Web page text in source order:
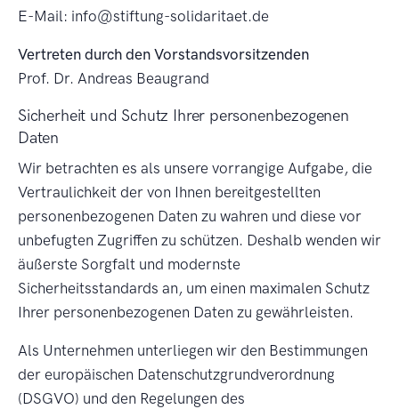
E-Mail: info@stiftung-solidaritaet.de
Vertreten durch den Vorstandsvorsitzenden
Prof. Dr. Andreas Beaugrand
Sicherheit und Schutz Ihrer personenbezogenen
Daten
Wir betrachten es als unsere vorrangige Aufgabe, die
Vertraulichkeit der von Ihnen bereitgestellten
personenbezogenen Daten zu wahren und diese vor
unbefugten Zugriffen zu schützen. Deshalb wenden wir
äußerste Sorgfalt und modernste
Sicherheitsstandards an, um einen maximalen Schutz
Ihrer personenbezogenen Daten zu gewährleisten.
Als Unternehmen unterliegen wir den Bestimmungen
der europäischen Datenschutzgrundverordnung
(DSGVO) und den Regelungen des